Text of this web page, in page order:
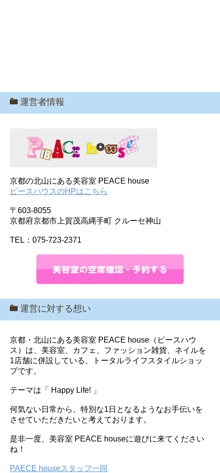
運営者情報
京都の北山にある美容室 PEACE house
ピースハウスのHPはこちら
〒603-8055
京都府京都市上賀茂高縄手町 クルーセ神山
TEL：075-723-2371
運営に対する想い
京都・北山にある美容室 PEACE house（ピースハウ
ス）は、美容室、カフェ、ファッション雑貨、ネイルを
1店舗に併設している、トータルライフスタイルショッ
プです。
テーマは「 Happy Life! 」
何気ない日常から、特別な1日となるようなお手伝いを
させていただきたいと考えております。
是非一度、美容室 PEACE houseに遊びに来てください
ね！
PAECE houseスタッフ一同